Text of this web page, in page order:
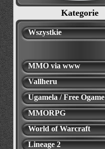
Kategorie
Wszystkie
MMO via www
Vallheru
Ugamela / Free Ogame
MMORPG
World of Warcraft
Lineage 2